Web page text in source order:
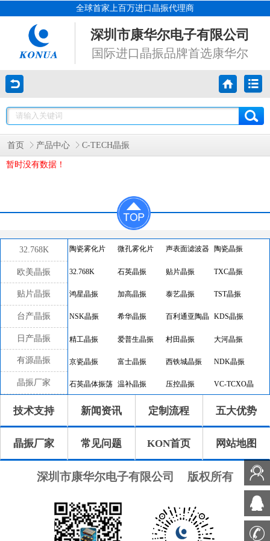
全球首家上百万进口晶振代理商
深圳市康华尔电子有限公司
国际进口晶振品牌首选康华尔
首页 产品中心 C-TECH晶振
暂时没有数据！
32.768K
欧美晶振
贴片晶振
台产晶振
日产晶振
有源晶振
晶振厂家
陶瓷雾化片 微孔雾化片 声表面滤波器 陶瓷晶振
32.768K 石英晶振 贴片晶振 TXC晶振
鸿星晶振 加高晶振 泰艺晶振 TST晶振
NSK晶振 希华晶振 百利通亚陶晶
振
KDS晶振
精工晶振 爱普生晶振 村田晶振 大河晶振
京瓷晶振 富士晶振 西铁城晶振 NDK晶振
石英晶体振荡 温补晶振 压控晶振 VC-TCXO晶
振
差分晶振 32.768K有源
晶振
恒温晶振 8045晶振
7050晶振 6035晶振 5032晶振 3225晶振
7.0x1.5晶振 5.0x1.8晶振 4.1x1.5晶振 3.2x1.5晶振
瑞康晶振 康纳温菲尔德 高利奇晶振 Jauch晶振
技术支持 新闻资讯 定制流程 五大优势
晶振厂家 常见问题 KON首页 网站地图
深圳市康华尔电子有限公司 版权所有